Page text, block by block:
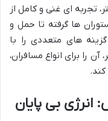
تجربه ای غنی و کامل از
ها گرفته تا حمل و
های متعددی را با
را برای انواع مسافران،
کند.
بی پایان